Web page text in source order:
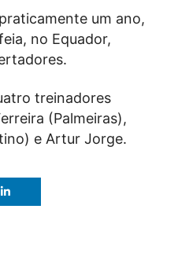
um ano,
no Equador,
treinadores
(Palmeiras),
e Artur Jorge.